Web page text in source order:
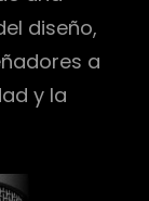
diseño,
a
y la